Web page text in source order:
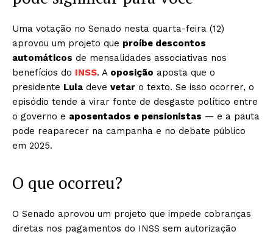
Uma votação no Senado nesta quarta-feira (12)
aprovou um projeto que proíbe descontos
automáticos de mensalidades associativas nos
benefícios do INSS. A oposição aposta que o
presidente Lula deve vetar o texto. Se isso ocorrer, o
episódio tende a virar fonte de desgaste político entre
o governo e aposentados e pensionistas — e a pauta
pode reaparecer na campanha e no debate público
em 2025.
O que ocorreu?
O Senado aprovou um projeto que impede cobranças
diretas nos pagamentos do INSS sem autorização